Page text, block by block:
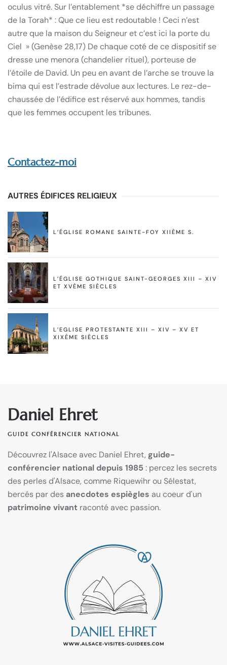
oculus vitré. Sur l’entablement *se déchiffre un passage
de la Torah* : Que ce lieu est redoutable ! Ceci n’est
autre que la maison du Seigneur et c’est ici la porte du
Ciel » (Genèse 28,17) De chaque coté de ce dispositif se
dresse une menora (chandelier rituel), porteuse de
l’étoile de David. Un peu en avant de l’arche se trouve la
bima qui est l’estrade dévolue aux lectures. Le rez-de-
chaussée de l’édifice est réservé aux hommes, tandis
que les femmes occupent les tribunes.
Contactez-moi
AUTRES ÉDIFICES RELIGIEUX
L’ÉGLISE ROMANE SAINTE-FOY XIIÈME S.
L’ÉGLISE GOTHIQUE SAINT-GEORGES XIII – XIV
ET XVÈME SIÈCLES
L’EGLISE PROTESTANTE XIII – XIV – XV ET
XIXÈME SIÈCLES
Daniel Ehret
GUIDE CONFÉRENCIER NATIONAL
Découvrez l'Alsace avec Daniel Ehret, guide-
conférencier national depuis 1985 : percez les secrets
des perles d'Alsace, comme Riquewihr ou Sélestat,
bercés par des anecdotes espiègles au coeur d'un
patrimoine vivant raconté avec passion.